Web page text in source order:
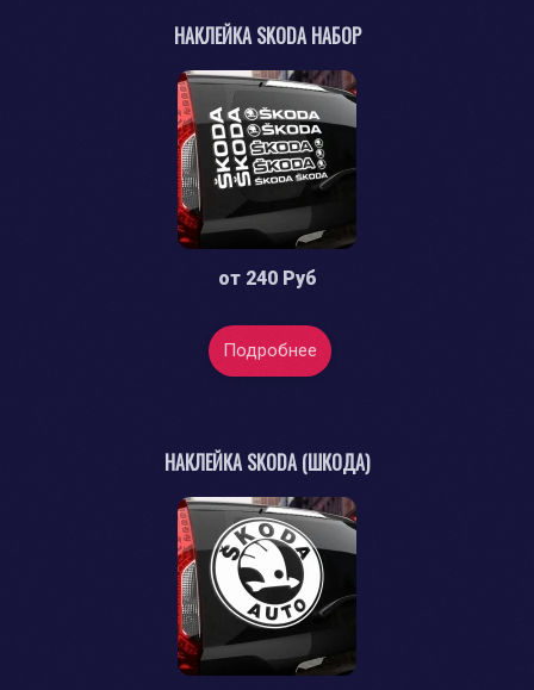
НАКЛЕЙКА SKODA НАБОР
от 240 Руб
Подробнее
НАКЛЕЙКА SKODA (ШКОДА)